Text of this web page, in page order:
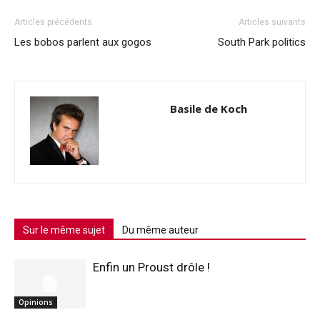
Articles précédents
Les bobos parlent aux gogos
Articles suivants
South Park politics
Basile de Koch
Sur le même sujet Du même auteur
Opinions
Enfin un Proust drôle !